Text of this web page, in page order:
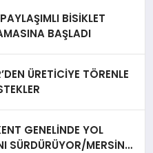
BİSİKLET
BAŞLADI
ÜRETİCİYE TÖRENLE
GENELİNDE YOL
SÜRDÜRÜYOR/MERSİN